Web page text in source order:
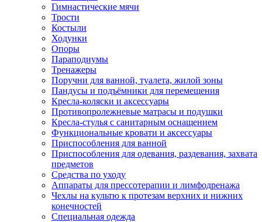
Гимнастические мячи
Трости
Костыли
Ходунки
Опоры
Параподиумы
Тренажеры
Поручни для ванной, туалета, жилой зоны
Пандусы и подъёмники для перемещения
Кресла-коляски и аксессуары
Противопролежневые матрасы и подушки
Кресла-стулья с санитарным оснащением
Функциональные кровати и аксессуары
Приспособления для ванной
Приспособления для одевания, раздевания, захвата
предметов
Средства по уходу
Аппараты для прессотерапии и лимфодренажа
Чехлы на культю к протезам верхних и нижних
конечностей
Специальная одежда